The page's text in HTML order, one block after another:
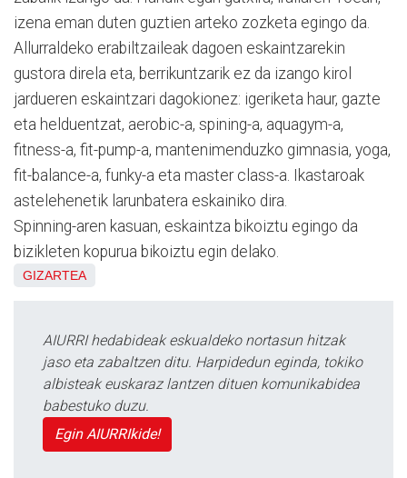
izena eman duten guztien arteko zozketa egingo da.
Allurraldeko erabiltzaileak dagoen eskaintzarekin
gustora direla eta, berrikuntzarik ez da izango kirol
jardueren eskaintzari dagokionez: igeriketa haur, gazte
eta helduentzat, aerobic-a, spining-a, aquagym-a,
fitness-a, fit-pump-a, mantenimenduzko gimnasia, yoga,
fit-balance-a, funky-a eta master class-a. Ikastaroak
astelehenetik larunbatera eskainiko dira.
Spinning-aren kasuan, eskaintza bikoiztu egingo da
bizikleten kopurua bikoiztu egin delako.
GIZARTEA
AIURRI hedabideak eskualdeko nortasun hitzak
jaso eta zabaltzen ditu. Harpidedun eginda, tokiko
albisteak euskaraz lantzen dituen komunikabidea
babestuko duzu.
Egin AIURRIkide!